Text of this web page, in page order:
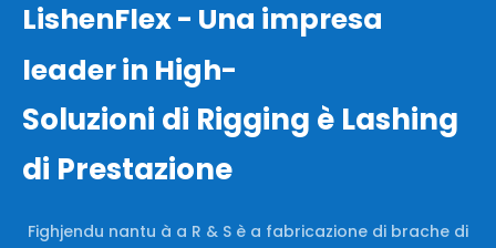
LishenFlex - Una impresa
leader in High-
Soluzioni di Rigging è Lashing
di Prestazione
Fighjendu nantu à a R & S è a fabricazione di brache di